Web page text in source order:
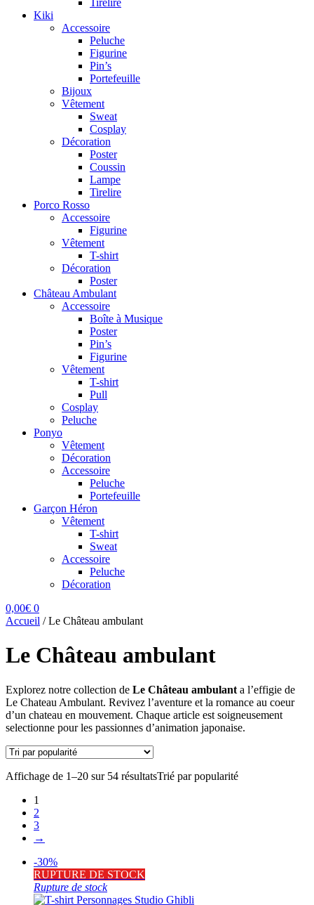
Tirelire
Kiki
Accessoire
Peluche
Figurine
Pin’s
Portefeuille
Bijoux
Vêtement
Sweat
Cosplay
Décoration
Poster
Coussin
Lampe
Tirelire
Porco Rosso
Accessoire
Figurine
Vêtement
T-shirt
Décoration
Poster
Château Ambulant
Accessoire
Boîte à Musique
Poster
Pin’s
Figurine
Vêtement
T-shirt
Pull
Cosplay
Peluche
Ponyo
Vêtement
Décoration
Accessoire
Peluche
Portefeuille
Garçon Héron
Vêtement
T-shirt
Sweat
Accessoire
Peluche
Décoration
0,00€ 0
Accueil /Le Château ambulant
Le Château ambulant
Explorez notre collection de Le Château ambulant a l’effigie de
Le Chateau Ambulant. Revivez l’aventure et la romance au coeur
d’un chateau en mouvement. Chaque article est soigneusement
selectionne pour les passionnes d’animation japonaise.
Affichage de 1–20 sur 54 résultatsTrié par popularité
1
2
3
→
-30%
RUPTURE DE STOCK
Rupture de stock